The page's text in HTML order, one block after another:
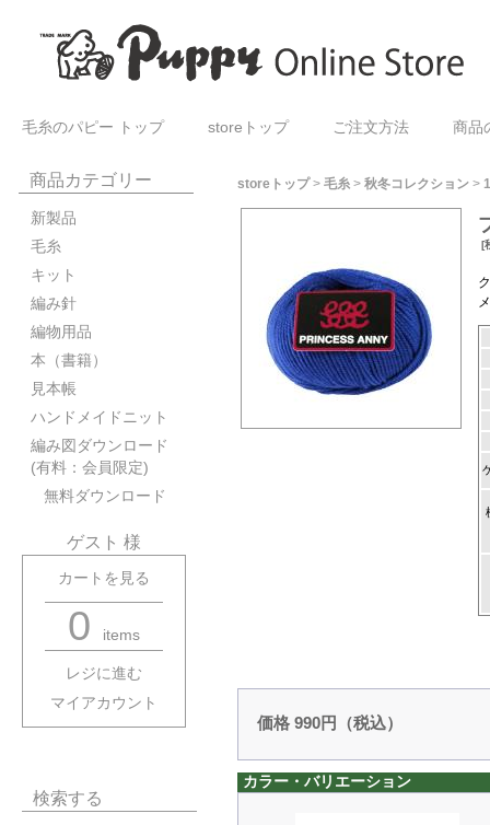
毛糸のパピー トップ storeトップ ご注文方法 商品
商品カテゴリー
新製品
毛糸
キット
編み針
編物用品
本（書籍）
見本帳
ハンドメイドニット
編み図ダウンロード
(有料：会員限定)
無料ダウンロード
ゲスト 様
カートを見る
0 items
レジに進む
マイアカウント
検索する
storeトップ> 毛糸 > 秋冬コレクション >
[
価格 990円（税込）
カラー・バリエーション